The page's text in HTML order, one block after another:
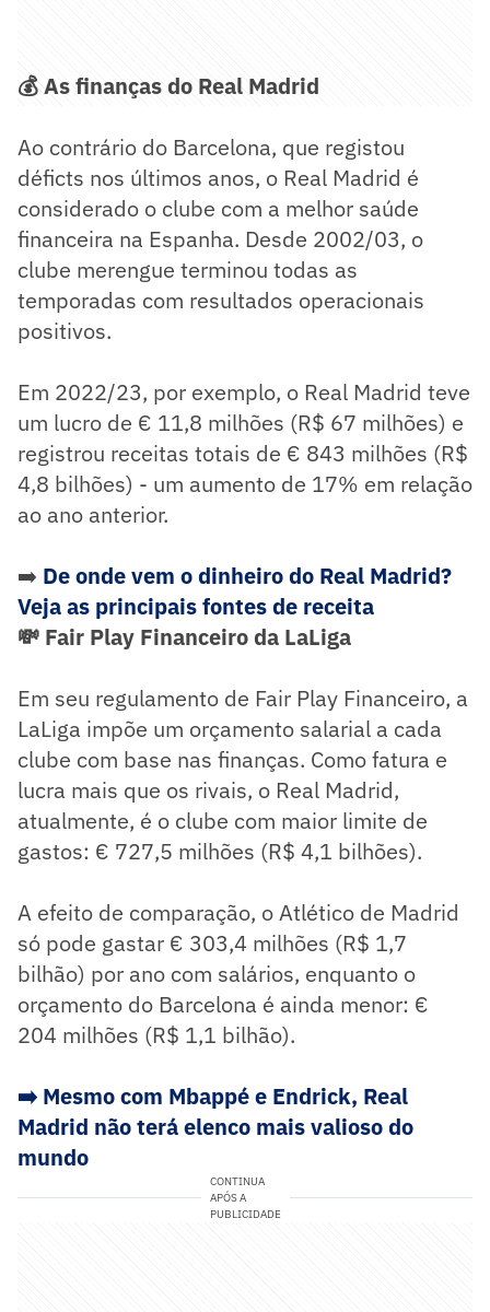
💰 As finanças do Real Madrid
Ao contrário do Barcelona, que registou
déficts nos últimos anos, o Real Madrid é
considerado o clube com a melhor saúde
financeira na Espanha. Desde 2002/03, o
clube merengue terminou todas as
temporadas com resultados operacionais
positivos.
Em 2022/23, por exemplo, o Real Madrid teve
um lucro de € 11,8 milhões (R$ 67 milhões) e
registrou receitas totais de € 843 milhões (R$
4,8 bilhões) - um aumento de 17% em relação
ao ano anterior.
➡️ De onde vem o dinheiro do Real Madrid?
Veja as principais fontes de receita
💸 Fair Play Financeiro da LaLiga
Em seu regulamento de Fair Play Financeiro, a
LaLiga impõe um orçamento salarial a cada
clube com base nas finanças. Como fatura e
lucra mais que os rivais, o Real Madrid,
atualmente, é o clube com maior limite de
gastos: € 727,5 milhões (R$ 4,1 bilhões).
A efeito de comparação, o Atlético de Madrid
só pode gastar € 303,4 milhões (R$ 1,7
bilhão) por ano com salários, enquanto o
orçamento do Barcelona é ainda menor: €
204 milhões (R$ 1,1 bilhão).
➡️ Mesmo com Mbappé e Endrick, Real
Madrid não terá elenco mais valioso do
mundo
CONTINUA
APÓS A
PUBLICIDADE